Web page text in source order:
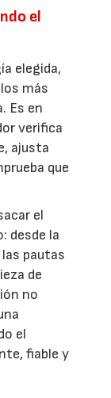
el
elegida,
más
Es en
verifica
ajusta
que
el
desde la
pautas
de
no
el
fiable y